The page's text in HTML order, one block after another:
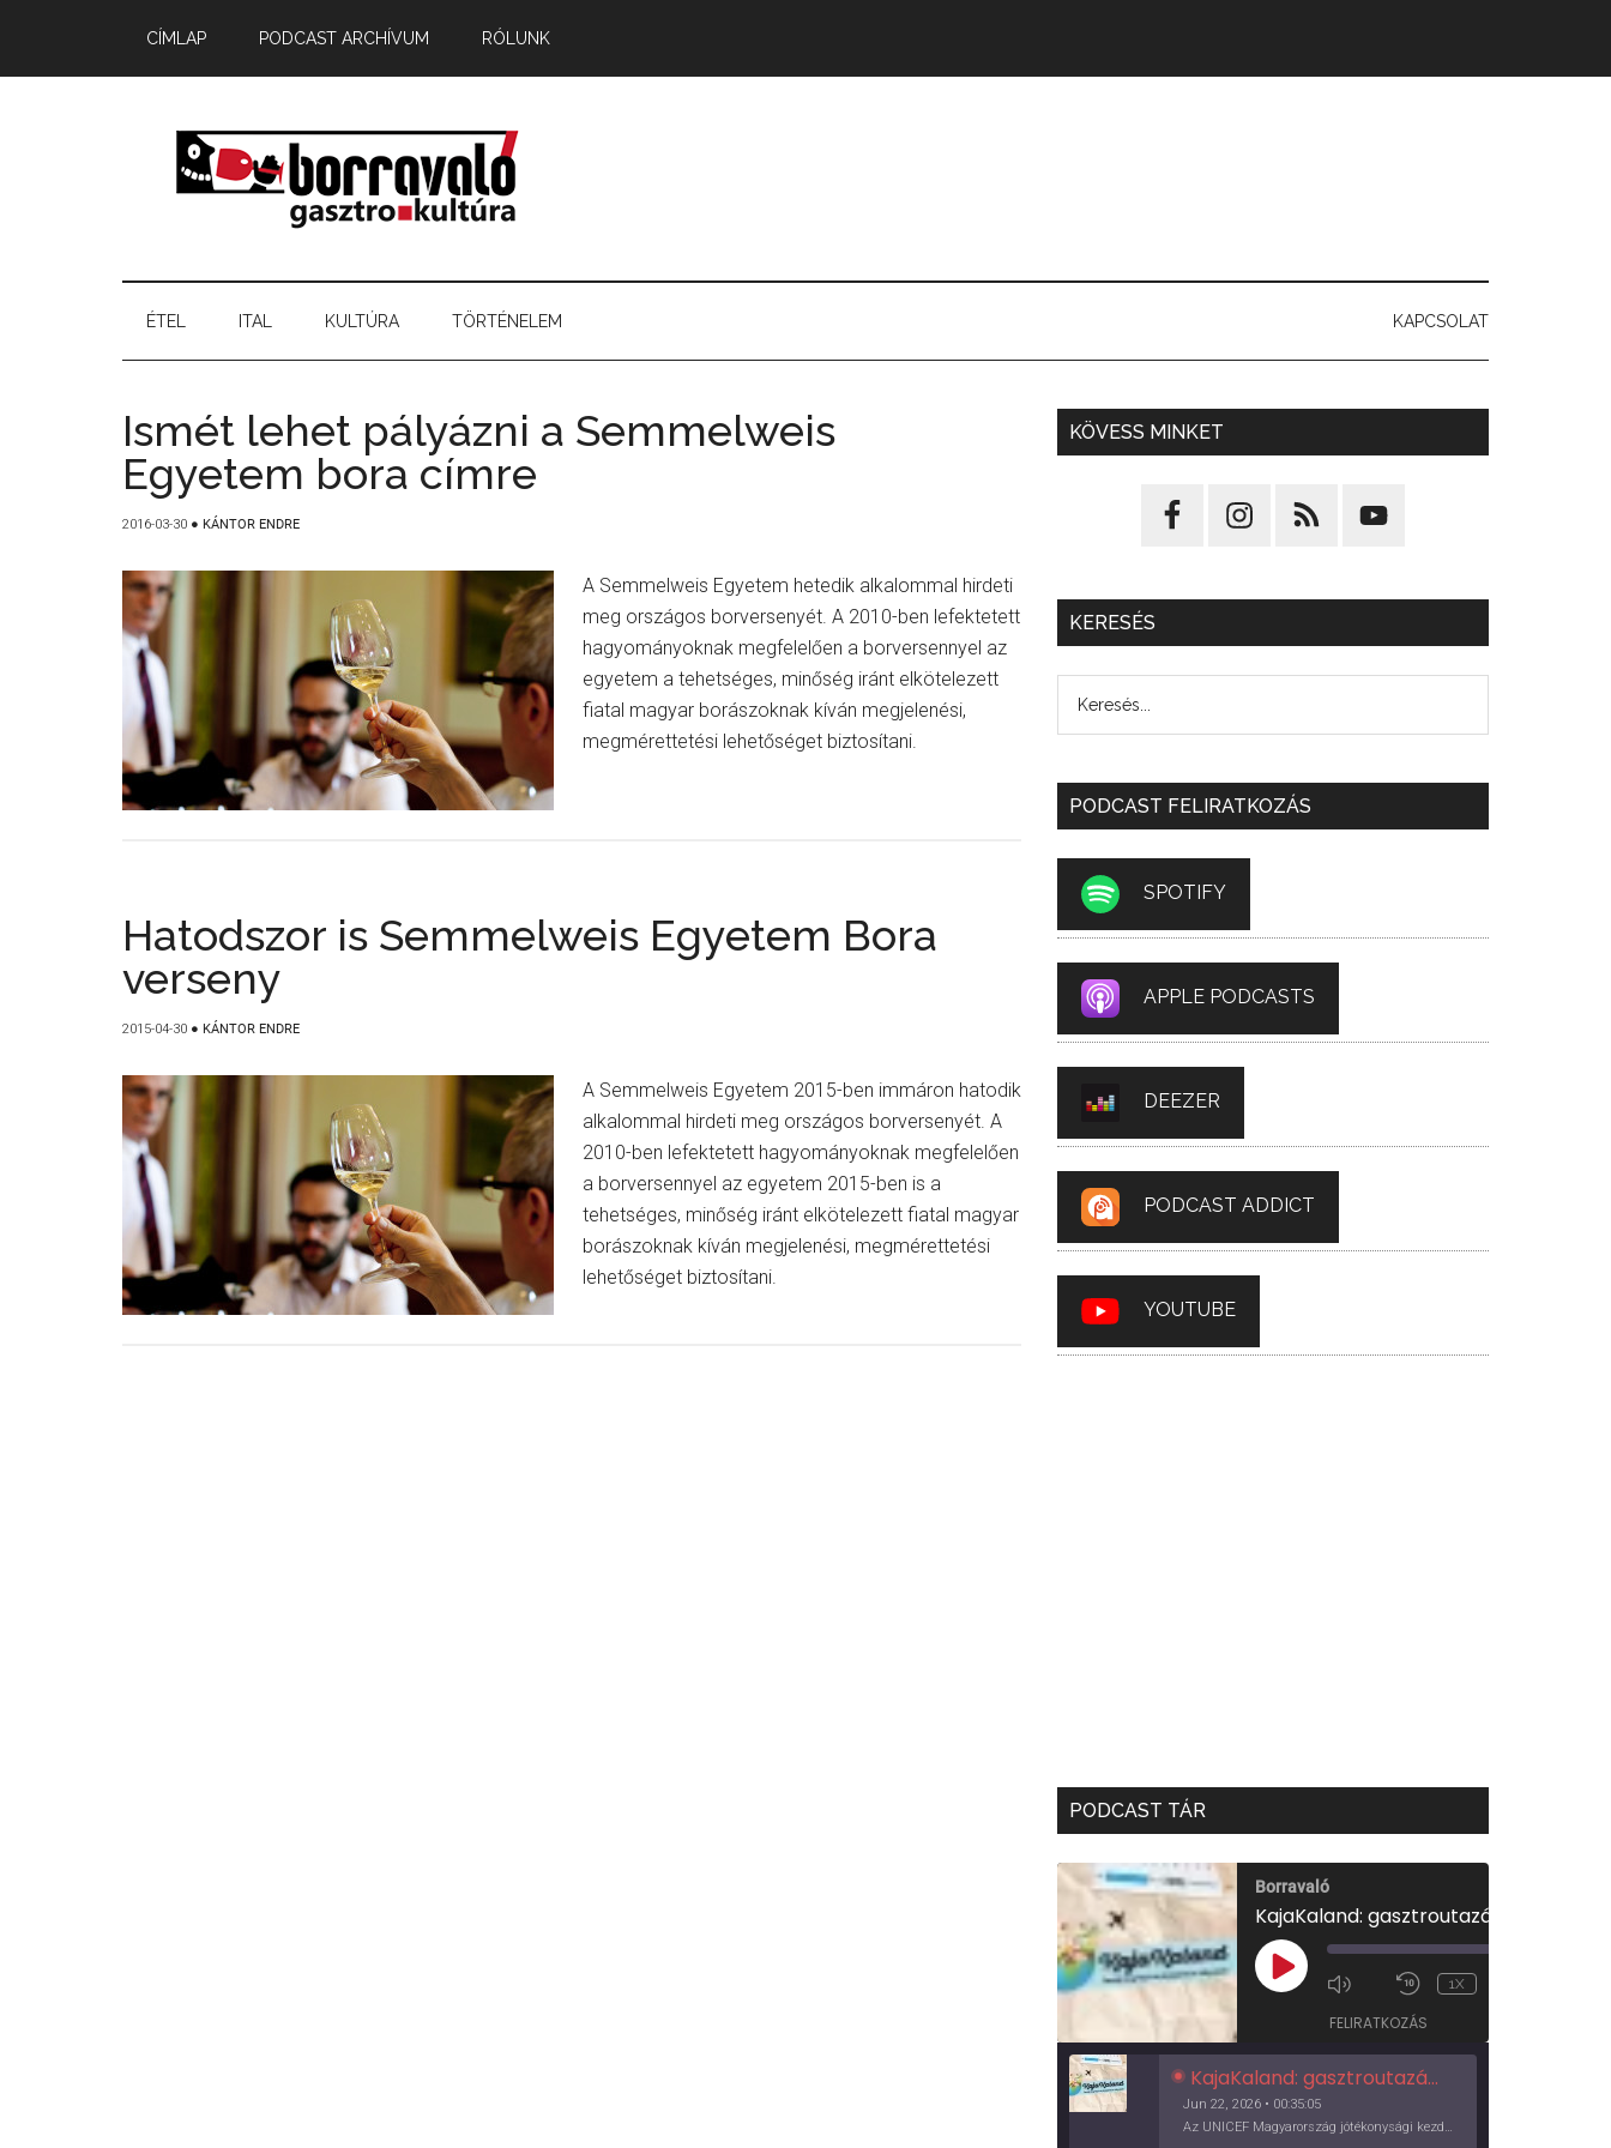
CÍMLAP PODCAST ARCHÍVUM RÓLUNK
ÉTEL ITAL KULTÚRA TÖRTÉNELEM KAPCSOLAT
Ismét lehet pályázni a Semmelweis
Egyetem bora címre
2016-03-30 ● KÁNTOR ENDRE
A Semmelweis Egyetem hetedik alkalommal hirdeti
meg országos borversenyét. A 2010-ben lefektetett
hagyományoknak megfelelően a borversennyel az
egyetem a tehetséges, minőség iránt elkötelezett
fiatal magyar borászoknak kíván megjelenési,
megmérettetési lehetőséget biztosítani.
Hatodszor is Semmelweis Egyetem Bora
verseny
2015-04-30 ● KÁNTOR ENDRE
A Semmelweis Egyetem 2015-ben immáron hatodik
alkalommal hirdeti meg országos borversenyét. A
2010-ben lefektetett hagyományoknak megfelelően
a borversennyel az egyetem 2015-ben is a
tehetséges, minőség iránt elkötelezett fiatal magyar
borászoknak kíván megjelenési, megmérettetési
lehetőséget biztosítani.
KÖVESS MINKET
KERESÉS
PODCAST FELIRATKOZÁS
SPOTIFY
APPLE PODCASTS
DEEZER
PODCAST ADDICT
YOUTUBE
PODCAST TÁR
Borravaló
PLAY
EPISODE
1X
FELIRATKOZÁS
KajaKaland: gasztroutazás a föld körül
Jun 22, 2026 • 00:35:05
Az UNICEF Magyarország jótékonysági kezdeményezése izgalmas, egész éves világkörüli ízutazásra hív, igazi családi program és gasztroedukáció, illetve segítség a rászorulóknak is egyben.